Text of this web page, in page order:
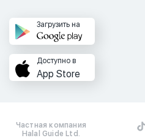
Загрузить на
Доступно в
App Store
Частная компания
Halal Guide Ltd.